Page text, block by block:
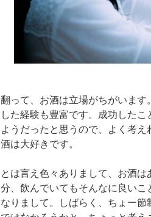
翻って、お酒は立場がちがいま
した経験も豊富です。成功した
ようだったと思うので、よく考
酒は大好きです。
とは言え色々ありまして、お酒
分、飲んでいてもそんなに良い
なりまして。しばらく、ちょー